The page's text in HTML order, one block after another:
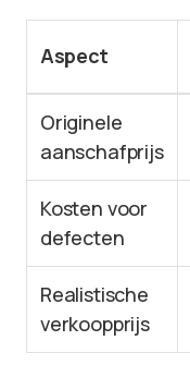
Aspect
Originele
aanschafprijs
Kosten voor
defecten
Realistische
verkoopprijs